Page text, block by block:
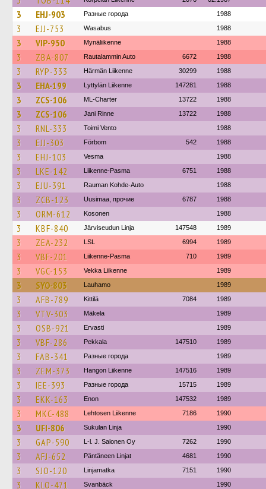
3 EHJ-903 Разные города 1988
3 EJJ-753 Wasabus 1988
3 VIP-950 Mynäliikenne 1988
3 ZBA-807 Rautalammin Auto 6672 1988
3 RYP-333 Härmän Liikenne 30299 1988
3 EHA-199 Lyttylän Liikenne 147281 1988
3 ZCS-106 ML-Charter 13722 1988
3 ZCS-106 Jani Rinne 13722 1988
3 RNL-333 Toimi Vento 1988
3 EJJ-303 Förbom 542 1988
3 EHJ-103 Vesma 1988
3 LKE-142 Liikenne-Pasma 6751 1988
3 EJU-391 Rauman Kohde-Auto 1988
3 ZCB-123 Uusimaa, прочие 6787 1988
3 ORM-612 Kosonen 1988
3 KBF-840 Järviseudun Linja 147548 1989
3 ZEA-232 LSL 6994 1989
3 VBF-201 Liikenne-Pasma 710 1989
3 VGC-153 Vekka Liikenne 1989
3 SYO-803 Lauhamo 1989
3 AFB-789 Kittilä 7084 1989
3 VTV-303 Mäkela 1989
3 OSB-921 Ervasti 1989
3 VBF-286 Pekkala 147510 1989
3 FAB-341 Разные города 1989
3 ZEM-373 Hangon Liikenne 147516 1989
3 IEE-393 Разные города 15715 1989
3 EKK-163 Enon 147532 1989
3 MKC-488 Lehtosen Liikenne 7186 1990
3 UFI-806 Sukulan Linja 1990
3 GAP-590 L-l. J. Salonen Oy 7262 1990
3 AFJ-652 Päntäneen Linjat 4681 1990
3 SJO-120 Linjamatka 7151 1990
3 KLO-471 Svanbäck 1990